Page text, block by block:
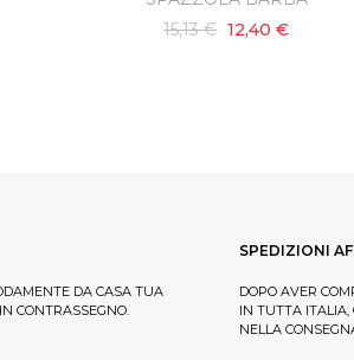
15,13 € 12,40 €
DA CASA TUA
CONTRASSEGNO.
SPEDIZIONI
DOPO AVER
IN TUTTA ITALIA,
NELLA